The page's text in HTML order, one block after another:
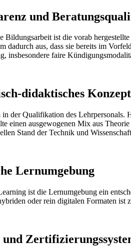
und
ist die vorab
dadurch aus, dass sie bereits im
insbesondere faire
didaktisches Konzept
der Qualifikation des
einen ausgewogenen Mix aus
Stand der Technik und
Lernumgebung
ist die Lernumgebung ein
oder rein digitalen Formaten